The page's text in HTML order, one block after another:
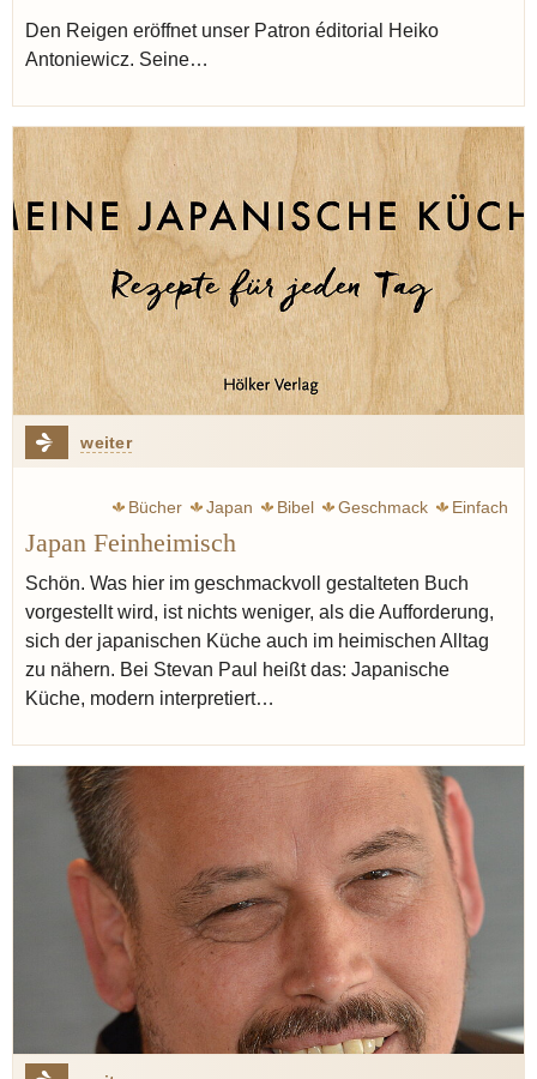
Den Reigen eröffnet unser Patron éditorial Heiko
Antoniewicz. Seine…
weiter
Bücher Japan Bibel Geschmack Einfach
Japan Feinheimisch
Schön. Was hier im geschmackvoll gestalteten Buch
vorgestellt wird, ist nichts weniger, als die Aufforderung,
sich der japanischen Küche auch im heimischen Alltag
zu nähern. Bei Stevan Paul heißt das: Japanische
Küche, modern interpretiert…